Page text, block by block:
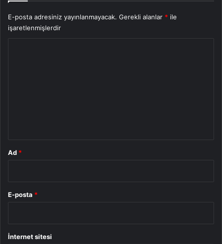
E-posta adresiniz yayınlanmayacak. Gerekli alanlar * ile
işaretlenmişlerdir
Ad *
E-posta *
İnternet sitesi